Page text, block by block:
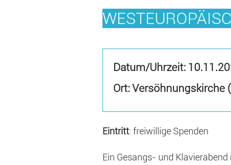
Datum/Uhrzeit:
Ort: Versöhnungskirche
Eintritt: freiwillige Spenden
Ein Gesangs- und Klavierabend